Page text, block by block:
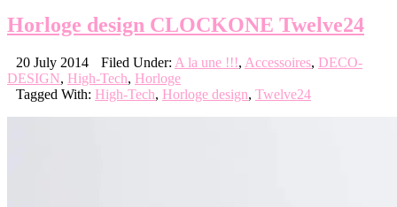
Horloge design CLOCKONE Twelve24
20 July 2014 Filed Under: A la une !!!, Accessoires, DECO-
DESIGN, High-Tech, Horloge
Tagged With: High-Tech, Horloge design, Twelve24